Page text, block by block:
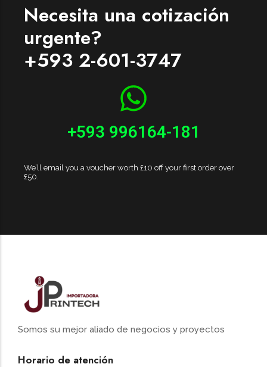
Necesita una cotización
urgente?
+593 2-601-3747
+593 996164-181
We’ll email you a voucher worth £10 off your first order over
£50.
Somos su mejor aliado de negocios y proyectos
Horario de atención